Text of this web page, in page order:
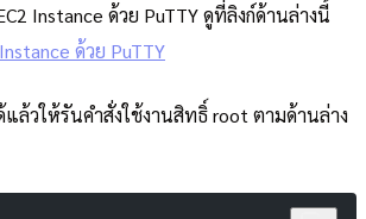
Instance ด้วย PuTTY ดูที่ลิงก์ด้านล่างนี้
ด้วย PuTTY
แล้วให้รันคำสั่งใช้งานสิทธิ์ root ตามด้านล่าง